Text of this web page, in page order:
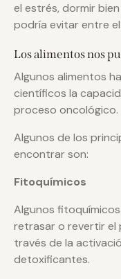
el estrés, dormir
podría evitar entre
Los alimentos nos
Algunos alimentos
científicos la
proceso oncológico.
Algunos de los
encontrar son:
Fitoquímicos
Algunos
retrasar o revertir el
través de la
detoxificantes.